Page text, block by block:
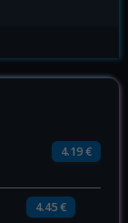
4.19 €
4.45 €